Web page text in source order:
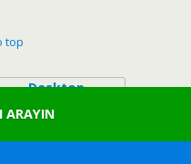
top
Desktop
ARAYIN